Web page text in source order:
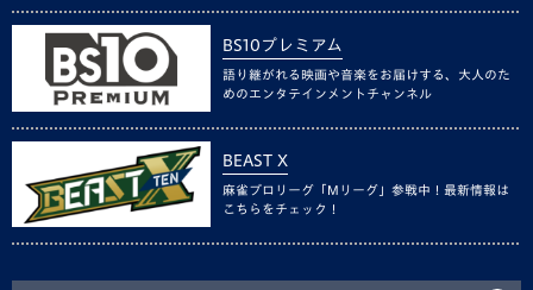
BS10プレミアム
語り継がれる映画や音楽をお届けする、大人のた
めのエンタテインメントチャンネル
BEAST X
麻雀プロリーグ「Mリーグ」参戦中！最新情報は
こちらをチェック！